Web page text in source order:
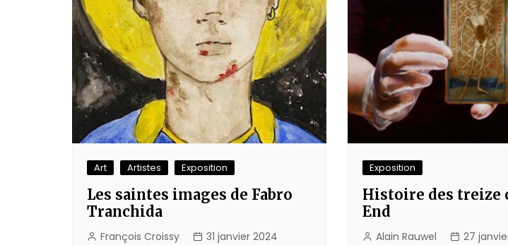
Art Artistes Exposition
Les saintes images de Fabro
Tranchida
François Croissy 31 janvier 2024
Exposition
Histoire des treize
End
Alain Rauwel 27